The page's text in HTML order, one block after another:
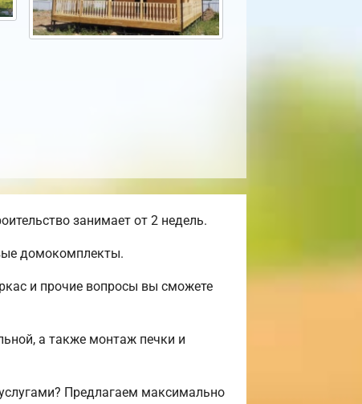
занимает от 2 недель.
домокомплекты.
и прочие вопросы вы сможете
а также монтаж печки и
Предлагаем максимально